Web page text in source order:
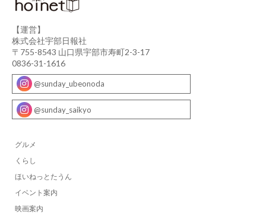
【運営】
株式会社宇部日報社
〒755-8543 山口県宇部市寿町2-3-17
0836-31-1616
@sunday_ubeonoda
@sunday_saikyo
グルメ
くらし
ほいねっとたうん
イベント案内
映画案内